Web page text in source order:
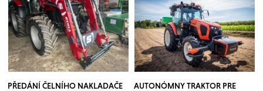
PŘEDÁNÍ ČELNÍHO NAKLADAČE
AUTONÓMNY TRAKTOR PRE